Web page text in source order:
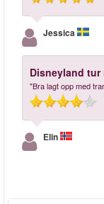
Jessica
Disneyland tur
"Bra lagt opp med
Elin